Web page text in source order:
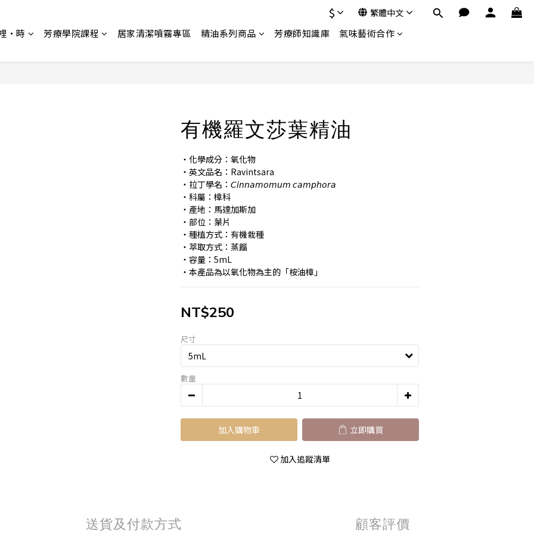
$ 繁體中文
‧時 芳療學院課程 居家清潔噴霧專區 精油系列商品 芳療師知識庫 氣味藝術合作
有機羅文莎葉精油
・化學成分：氧化物
・英文品名：Ravintsara
・拉丁學名：𝘊𝘪𝘯𝘯𝘢𝘮𝘰𝘮𝘶𝘮 𝘤𝘢𝘮𝘱𝘩𝘰𝘳𝘢
・科屬：樟科
・產地：馬達加斯加
・部位：葉片
・種植方式：有機栽種
・萃取方式：蒸餾
・容量：5mL
・本產品為以氧化物為主的「桉油樟」
NT$250
尺寸
數量
加入購物車 立即購買
加入追蹤清單
送貨及付款方式 顧客評價